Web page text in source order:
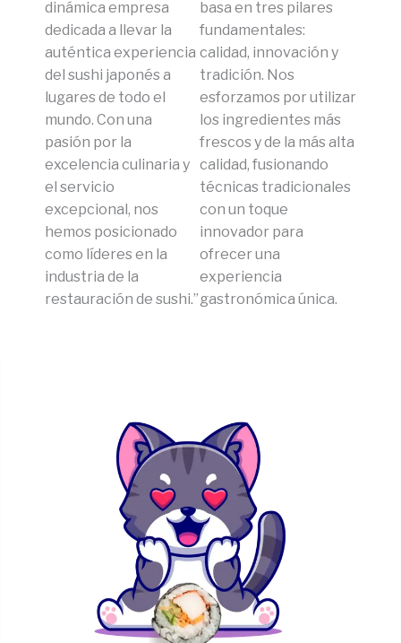
dinámica empresa
dedicada a llevar la
auténtica experiencia
del sushi japonés a
lugares de todo el
mundo. Con una
pasión por la
excelencia culinaria y
el servicio
excepcional, nos
hemos posicionado
como líderes en la
industria de la
restauración de sushi.”
basa en tres pilares
fundamentales:
calidad, innovación y
tradición. Nos
esforzamos por utilizar
los ingredientes más
frescos y de la más alta
calidad, fusionando
técnicas tradicionales
con un toque
innovador para
ofrecer una
experiencia
gastronómica única.